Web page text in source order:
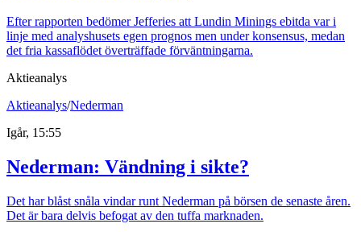
Efter rapporten bedömer Jefferies att Lundin Minings ebitda var i
linje med analyshusets egen prognos men under konsensus, medan
det fria kassaflödet överträffade förväntningarna.
Aktieanalys
Aktieanalys/Nederman
Igår, 15:55
Nederman: Vändning i sikte?
Det har blåst snåla vindar runt Nederman på börsen de senaste åren.
Det är bara delvis befogat av den tuffa marknaden.